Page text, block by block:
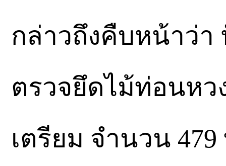
กล่าวถึงคืบหน้าว่า
ตรวจยึดไม้ท่อนห
เตรียม จำนวน